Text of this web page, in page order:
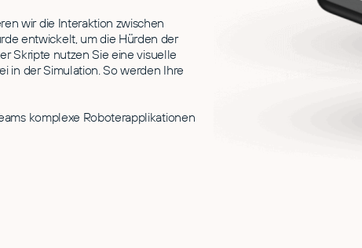
wir die Interaktion zwischen
entwickelt, um die Hürden der
Skripte nutzen Sie eine visuelle
in der Simulation. So werden Ihre
komplexe Roboterapplikationen